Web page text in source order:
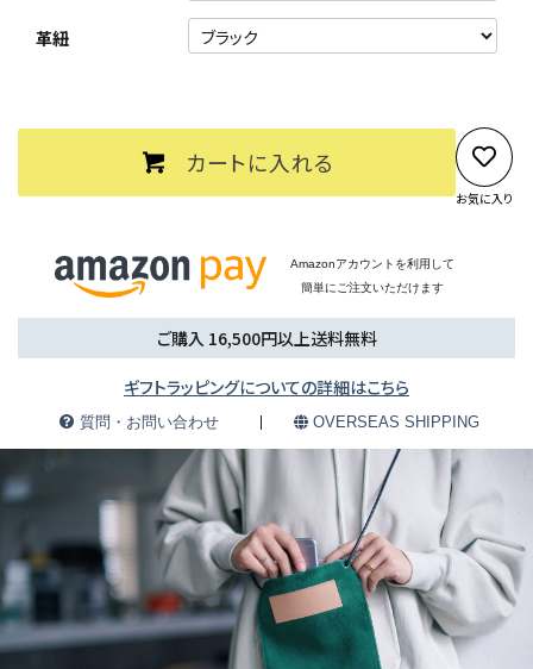
革紐
カートに入れる
お気に入り
Amazonアカウントを利用して
簡単にご注文いただけます
ご購入 16,500円以上送料無料
ギフトラッピングについての詳細はこちら
質問・お問い合わせ OVERSEAS SHIPPING